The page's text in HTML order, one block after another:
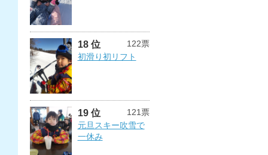
18 位
122票
初滑り初リフト
19 位
121票
元旦スキー吹雪で
一休み